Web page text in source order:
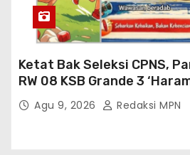
Ketat Bak Seleksi CPNS,
RW 08 KSB Grande 3
RT Ikut Lomba
Agu 9, 2026 Redaksi MPN